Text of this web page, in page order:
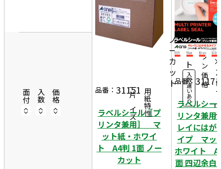
面付 入数 価格 一片サイズ用紙特性
品番： 31151
ラベルシール［プ
リンタ兼用］ マ
ット紙・ホワイ
ト A4判 1面 ノー
カット
ノ
ー
カ
ッ
ト
1,0
00
シ
ー
ト
入
数
違
い
あ
り
オ
ー
プ
ン
価
格
2
1
0
m
m
2
9
7
m
m
品番： 31171
ラベルシー
リンタ兼
レイにはが
イプ マッ
ホワイト
面 四辺余白